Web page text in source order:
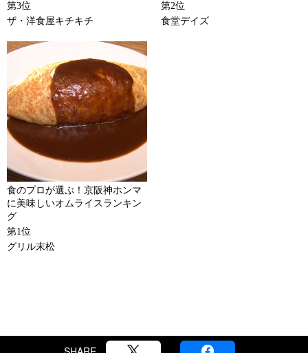
第3位
ザ・洋食屋キチキチ
第2位
食堂デイズ
食のプロが選ぶ！京阪神ホンマ
に美味しいオムライスランキン
グ
第1位
グリル末松